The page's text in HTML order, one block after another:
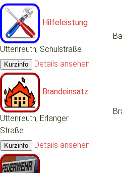
Hilfeleistung
Uttenreuth, Schulstraße
Details ansehen
Brandeinsatz
Uttenreuth, Erlanger
Straße
Details ansehen